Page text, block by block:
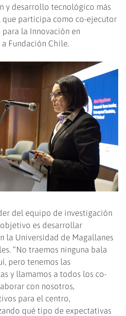
y desarrollo tecnológico más
que participa como co-ejecutor
la Innovación en
Fundación Chile.
del equipo de investigación
es desarrollar
la Universidad de Magallanes
“No traemos ninguna bala
pero tenemos las
y llamamos a todos los co-
con nosotros,
para el centro,
qué tipo de expectativas